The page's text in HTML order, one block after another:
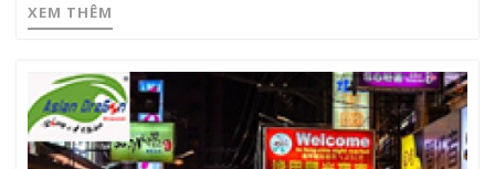
XEM THÊM